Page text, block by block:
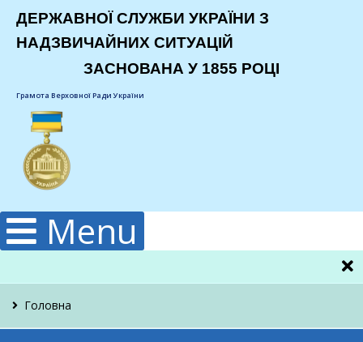
ДЕРЖАВНОЇ СЛУЖБИ УКРАЇНИ З
НАДЗВИЧАЙНИХ СИТУАЦІЙ
ЗАСНОВАНА У 1855 РОЦІ
Грамота Верховної Ради України
Menu
Головна